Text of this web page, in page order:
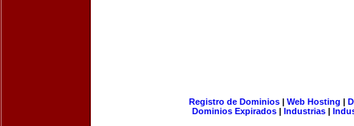
Registro de Dominios| Web Hosting |
Dominios Expirados | Industrias |